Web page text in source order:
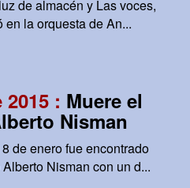
de almacén y Las voces,
la orquesta de An...
: Muere el
Nisman
de enero fue encontrado
Nisman con un d...